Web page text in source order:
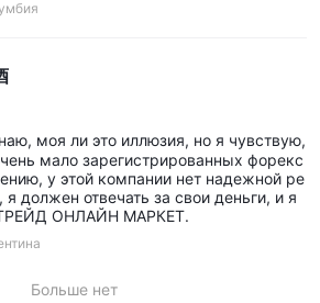
моя ли это иллюзия, но я чувствую,
мало зарегистрированных форекс
у этой компании нет надежной ре
я должен отвечать за свои деньги, и я
ТРЕЙД ОНЛАЙН МАРКЕТ.
Больше нет